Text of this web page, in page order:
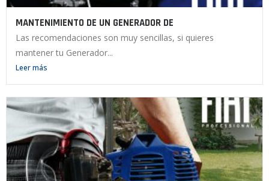
MANTENIMIENTO DE UN GENERADOR DE
Las recomendaciones son muy sencillas, si quieres
mantener tu Generador...
Leer más